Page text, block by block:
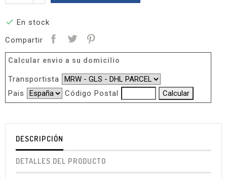
 En stock
Compartir
Calcular envio a su domicilio
Transportista
Pais
Código Postal
DESCRIPCIÓN
DETALLES DEL PRODUCTO